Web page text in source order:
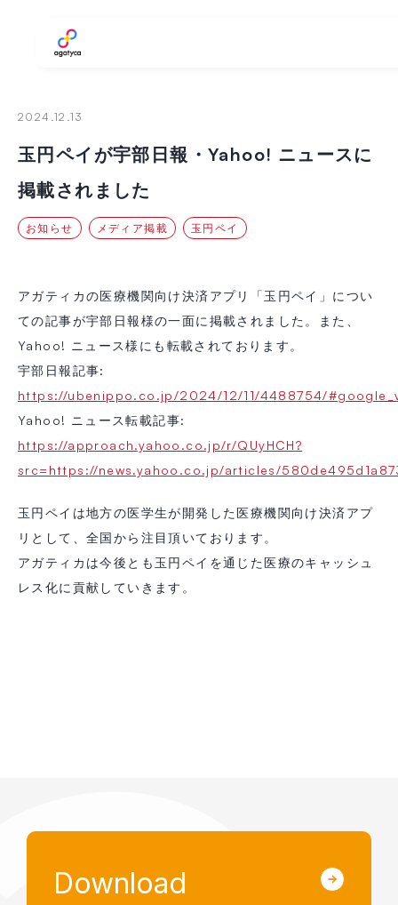
2024.12.13
玉円ペイが宇部日報・Yahoo! ニュースに
掲載されました
お知らせ メディア掲載 玉円ペイ
アガティカの医療機関向け決済アプリ「玉円ペイ」につい
ての記事が宇部日報様の一面に掲載されました。また、
Yahoo! ニュース様にも転載されております。
宇部日報記事:
https://ubenippo.co.jp/2024/12/11/4488754/
Yahoo! ニュース転載記事:
https://approach.yahoo.co.jp/r/QUyHCH?
src=https://news.yahoo.co.jp/articles/
玉円ペイは地方の医学生が開発した医療機関向け決済アプ
リとして、全国から注目頂いております。
アガティカは今後とも玉円ペイを通じた医療のキャッシュ
レス化に貢献していきます。
Download